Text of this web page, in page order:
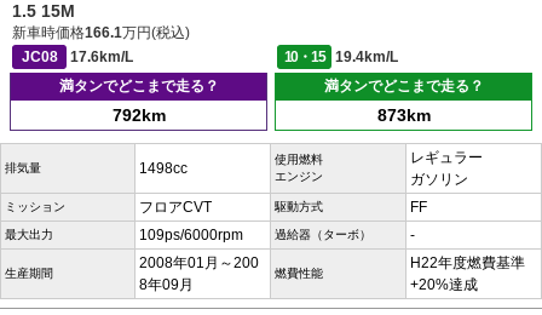
1.5 15M
新車時価格166.1万円(税込)
JC08
17.6km/L 10・15
19.4km/L
満タンでどこまで走る？
792km
満タンでどこまで走る？
873km
排気量 1498cc
使用燃料
エンジン
レギュラー
ガソリン
ミッション フロアCVT 駆動方式 FF
最大出力 109ps/6000rpm 過給器（ターボ） -
生産期間
2008年01月～200
8年09月
燃費性能
H22年度燃費基準
+20%達成